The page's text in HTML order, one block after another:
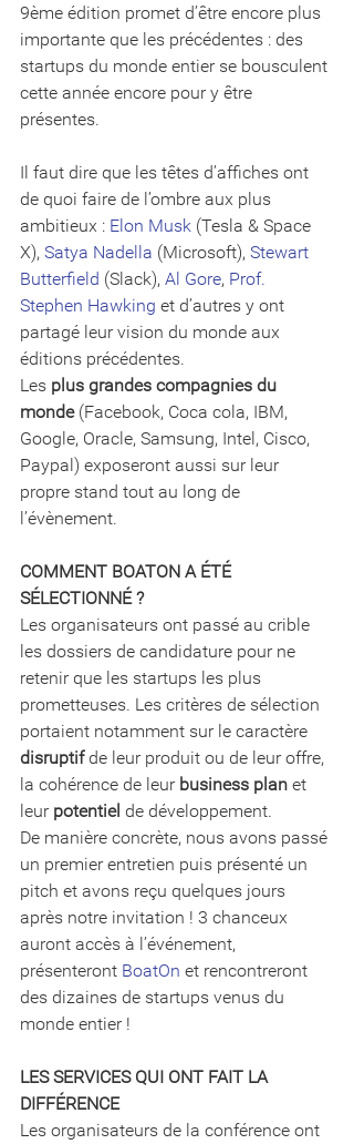
9ème édition promet d’être encore plus
importante que les précédentes : des
startups du monde entier se bousculent
cette année encore pour y être
présentes.
Il faut dire que les têtes d’affiches ont
de quoi faire de l’ombre aux plus
ambitieux : Elon Musk (Tesla & Space
X), Satya Nadella (Microsoft), Stewart
Butterfield (Slack), Al Gore, Prof.
Stephen Hawking et d’autres y ont
partagé leur vision du monde aux
éditions précédentes.
Les plus grandes compagnies du
monde (Facebook, Coca cola, IBM,
Google, Oracle, Samsung, Intel, Cisco,
Paypal) exposeront aussi sur leur
propre stand tout au long de
l’évènement.
COMMENT BOATON A ÉTÉ
SÉLECTIONNÉ ?
Les organisateurs ont passé au crible
les dossiers de candidature pour ne
retenir que les startups les plus
prometteuses. Les critères de sélection
portaient notamment sur le caractère
disruptif de leur produit ou de leur offre,
la cohérence de leur business plan et
leur potentiel de développement.
De manière concrète, nous avons passé
un premier entretien puis présenté un
pitch et avons reçu quelques jours
après notre invitation ! 3 chanceux
auront accès à l’événement,
présenteront BoatOn et rencontreront
des dizaines de startups venus du
monde entier !
LES SERVICES QUI ONT FAIT LA
DIFFÉRENCE
Les organisateurs de la conférence ont